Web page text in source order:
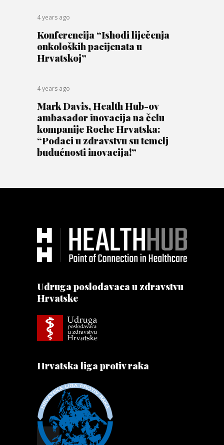
4 years ago
Konferencija “Ishodi liječenja
onkoloških pacijenata u
Hrvatskoj”
4 years ago
Mark Davis, Health Hub-ov
ambasador inovacija na čelu
kompanije Roche Hrvatska:
“Podaci u zdravstvu su temelj
budućnosti inovacija!”
Udruga poslodavaca u zdravstvu
Hrvatske
Hrvatska liga protiv raka